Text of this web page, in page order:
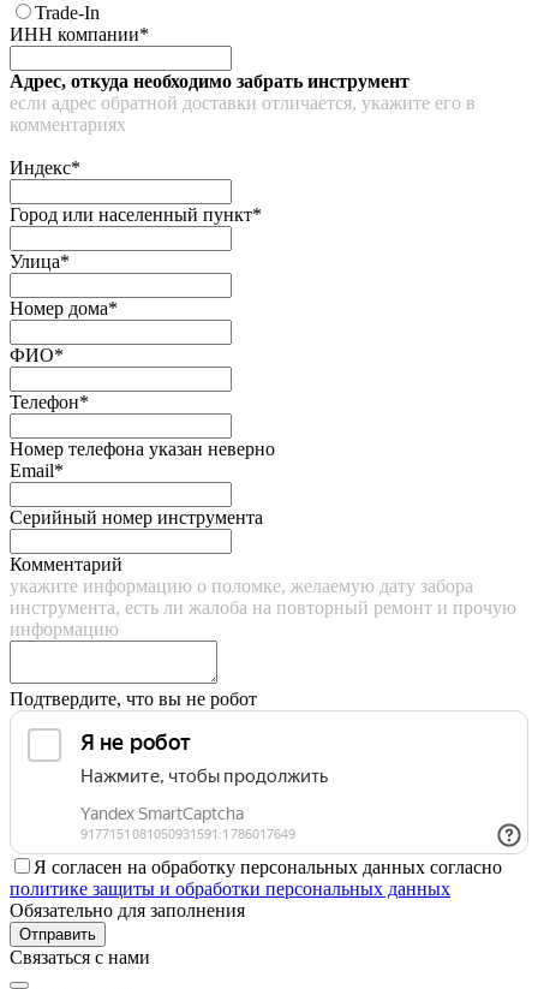
Trade-In
ИНН компании*
Адрес, откуда необходимо забрать инструмент
если адрес обратной доставки отличается, укажите его в
комментариях
Индекс*
Город или населенный пункт*
Улица*
Номер дома*
ФИО*
Телефон*
Номер телефона указан неверно
Email*
Серийный номер инструмента
Комментарий
укажите информацию о поломке, желаемую дату забора
инструмента, есть ли жалоба на повторный ремонт и прочую
информацию
Подтвердите, что вы не робот
Я согласен на обработку персональных данных согласно
политике защиты и обработки персональных данных
Обязательно для заполнения
Отправить
Связаться с нами